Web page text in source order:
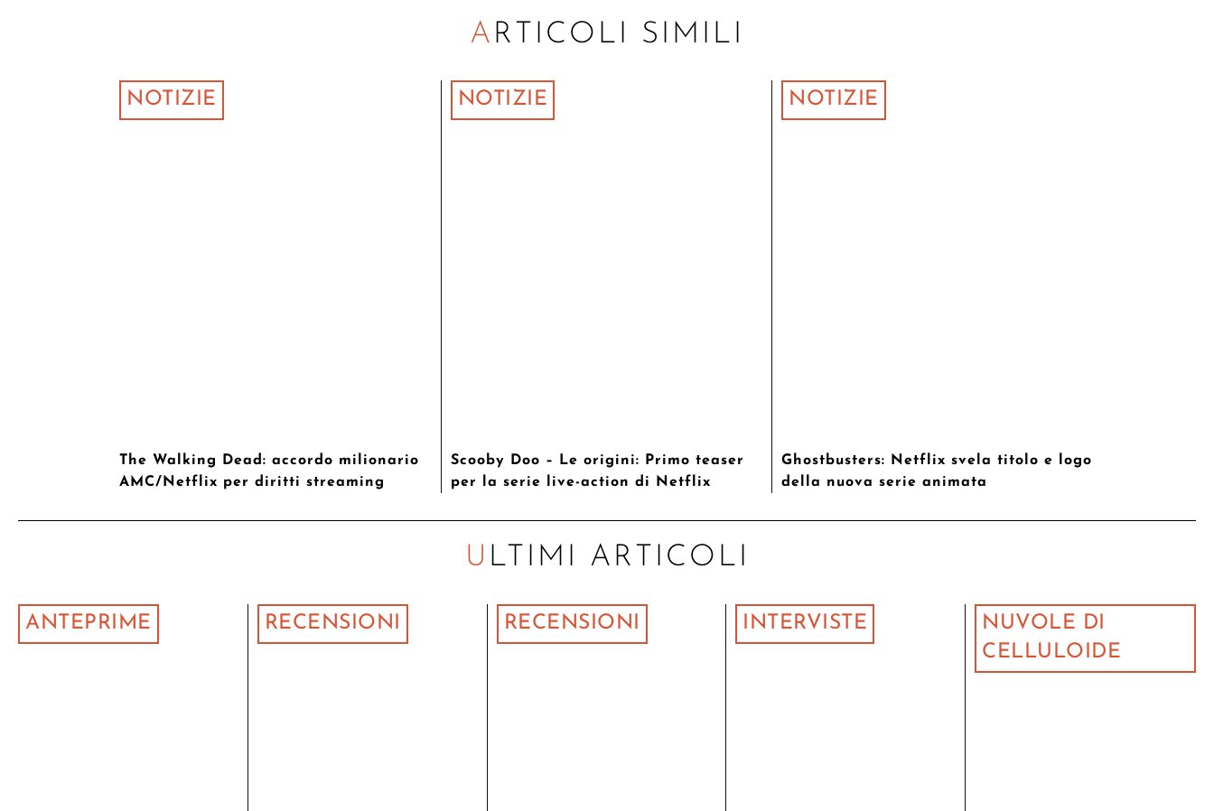
ARTICOLI SIMILI
NOTIZIE
The Walking Dead: accordo milionario
AMC/Netflix per diritti streaming
NOTIZIE
Scooby Doo – Le origini: Primo teaser
per la serie live-action di Netflix
NOTIZIE
Ghostbusters: Netflix svela titolo e logo
della nuova serie animata
ULTIMI ARTICOLI
ANTEPRIME RECENSIONI RECENSIONI INTERVISTE
NUVOLE DI
CELLULOIDE